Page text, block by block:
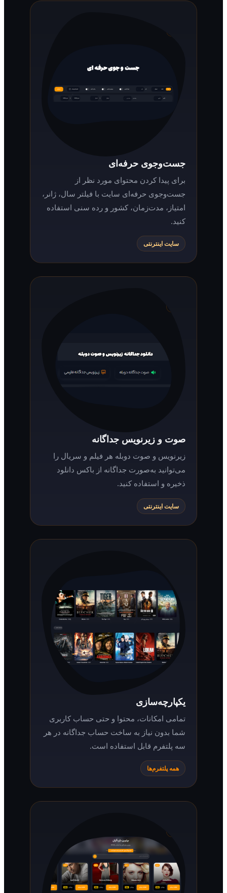
جست‌وجوی حرفه‌ای
برای پیدا کردن محتوای مورد نظر از
جست‌وجوی حرفه‌ای سایت با فیلتر سال، ژانر،
امتیاز، مدت‌زمان، کشور و رده سنی استفاده
سایت اینترنتی
صوت و زیرنویس جداگانه
زیرنویس و صوت دوبله هر فیلم و سریال را
می‌توانید به‌صورت جداگانه از باکس دانلود
ذخیره و استفاده کنید.
سایت اینترنتی
یکپارچه‌سازی
تمامی امکانات، محتوا و حتی حساب کاربری
شما بدون نیاز به ساخت حساب جداگانه در هر
سه پلتفرم قابل استفاده است.
همه پلتفرم‌ها